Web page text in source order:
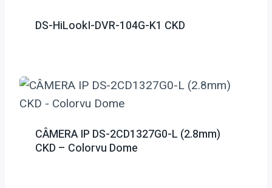
DS-HiLookI-DVR-104G-K1 CKD
CÂMERA IP DS-2CD1327G0-L (2.8mm)
CKD – Colorvu Dome